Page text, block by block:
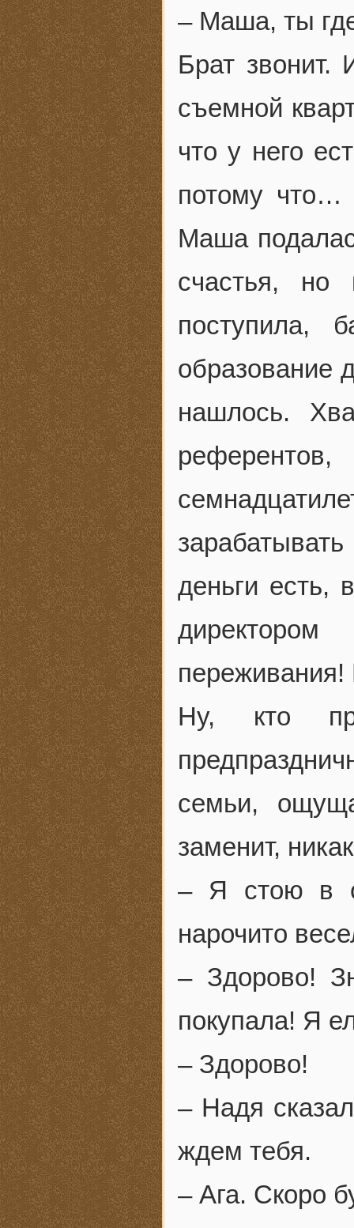
– Маша, ты
Брат звонит.
съемной
что у него
потому что…
Маша
счастья,
поступила,
образование
нашлось.
деньги есть,
переживания!
Ну, кто
семьи,
заменит,
– Я стою в
нарочито
– Здорово!
покупала! Я
– Здорово!
– Надя
ждем тебя.
– Ага. Скоро